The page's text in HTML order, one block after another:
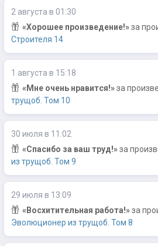
2 августа в 01:30
«Хорошее произведение!»за
Строителя 14
1 августа в 15:18
«Мне очень нравится!»за
трущоб. Том 10
30 июля в 11:02
«Спасибо за ваш труд!»за
из трущоб. Том 9
29 июля в 13:09
«Восхитительная работа!»за
Эволюционер из трущоб. Том 8